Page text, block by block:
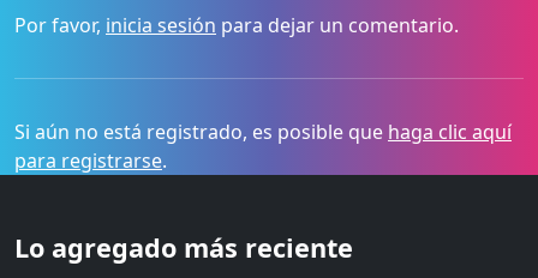
Por favor, inicia sesión para dejar un comentario.
Si aún no está registrado, es posible que haga clic aquí
para registrarse.
Lo agregado más reciente